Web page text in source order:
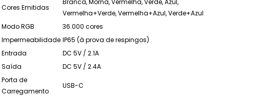
Cores Emitidas
Branca, Morna, Vermelha, Verde, Azul,
Vermelha+Verde, Vermelha+Azul, Verde+Azul
Modo RGB
36.000 cores
Impermeabilidade IP65 (à prova de respingos)
Entrada
DC 5V / 2.1A
Saída
DC 5V / 2.4A
Porta de
Carregamento
USB-C